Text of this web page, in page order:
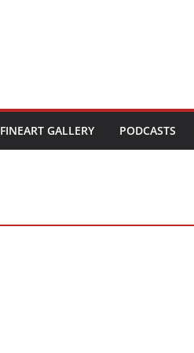
GALLERY PODCASTS